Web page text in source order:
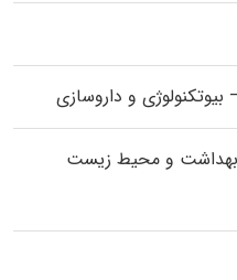
و داروسازی
بهداشت و محیط زیست